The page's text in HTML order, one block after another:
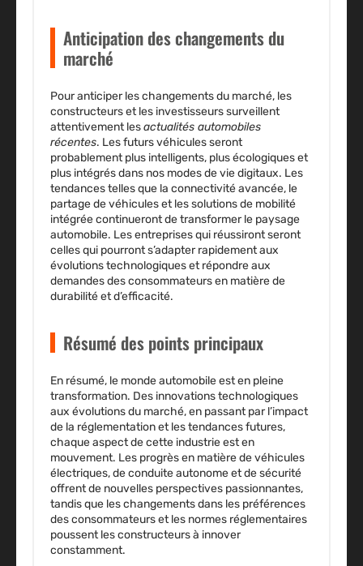
Anticipation des changements du
marché
Pour anticiper leschangements du marché, les
constructeurs et les investisseurs surveillent
attentivement lesactualités automobiles
récentes. Les futurs véhicules seront
probablement plus intelligents, plus écologiques et
plus intégrés dans nos modes de vie digitaux. Les
tendances telles que la connectivité avancée, le
partage de véhicules et les solutions de mobilité
intégrée continueront de transformer le paysage
automobile. Les entreprises qui réussiront seront
celles qui pourront s’adapter rapidement aux
évolutions technologiques et répondre aux
demandes des consommateurs en matière de
durabilité et d’efficacité.
Résumé des points principaux
En résumé, le monde automobile est en pleine
transformation. Des innovations technologiques
aux évolutions du marché, en passant par l’impact
de la réglementation et les tendances futures,
chaque aspect de cette industrie est en
mouvement. Les progrès en matière de véhicules
électriques, de conduite autonome et de sécurité
offrent de nouvelles perspectives passionnantes,
tandis que les changements dans les préférences
des consommateurs et les normes réglementaires
poussent les constructeurs à innover
constamment.